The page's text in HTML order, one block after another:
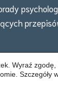
Wyraź
Szczegóły